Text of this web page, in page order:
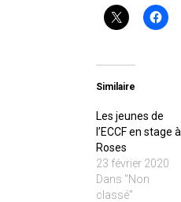
Similaire
Les jeunes de
l’ECCF en stage à
Roses
23 février 2020
Dans "Non
classé"